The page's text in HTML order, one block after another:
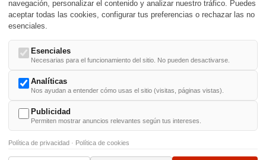
Nacimientos y estrenos en la fecha
DD/MM /
-U- V- W- X - -
navegación, personalizar el contenido y analizar nuestro tráfico. Puedes
aceptar todas las cookies, configurar tus preferencias o rechazar las no
esenciales.
Esenciales
Necesarias para el funcionamiento del sitio. No pueden desactivarse.
Analíticas
Nos ayudan a entender cómo usas el sitio (visitas, páginas vistas).
Publicidad
Permiten mostrar anuncios relevantes según tus intereses.
Política de privacidad · Política de cookies